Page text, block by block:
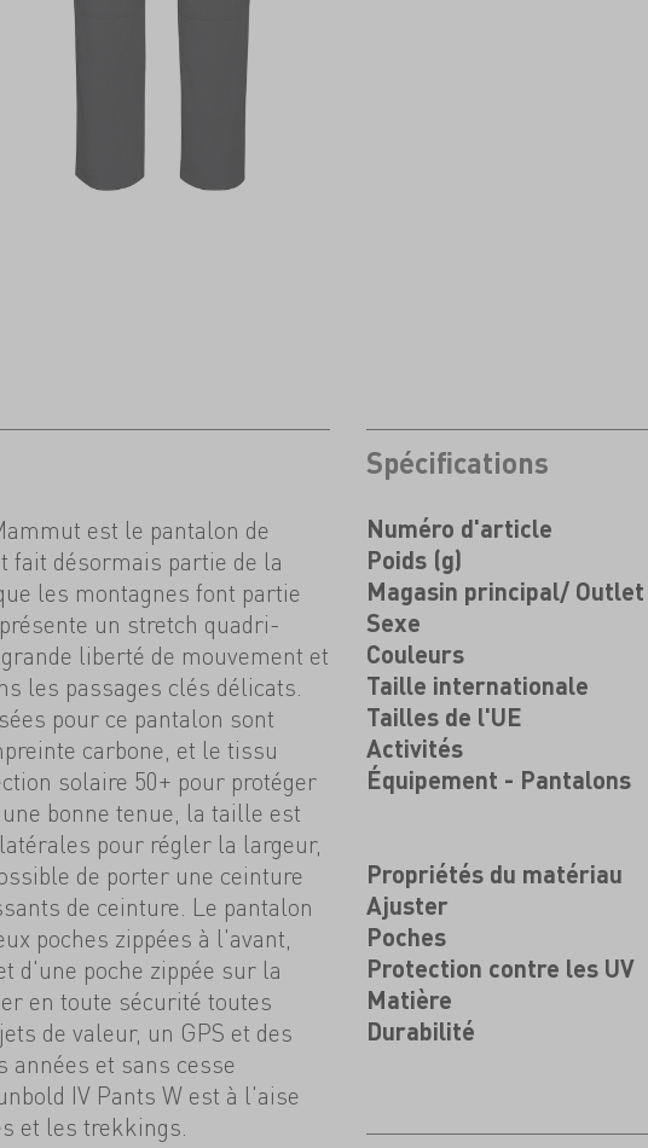
est le pantalon de
fait désormais partie de la
les montagnes font partie
un stretch quadri-
liberté de mouvement et
les passages clés délicats.
pour ce pantalon sont
carbone, et le tissu
solaire 50+ pour protéger
bonne tenue, la taille est
pour régler la largeur,
de porter une ceinture
de ceinture. Le pantalon
poches zippées à l'avant,
d'une poche zippée sur la
en toute sécurité toutes
de valeur, un GPS et des
années et sans cesse
IV Pants W est à l'aise
et les trekkings.
Spécifications
Numéro d'article
Poids (g)
Magasin principal/ Outlet
Sexe
Couleurs
Taille internationale
Tailles de l'UE
Activités
Équipement - Pantalons
Propriétés du matériau
Ajuster
Poches
Protection contre les UV
Matière
Durabilité